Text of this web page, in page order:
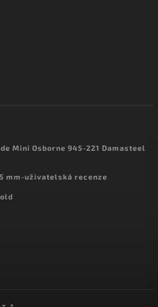
Mini Osborne 945-221 Damasteel
mm-uživatelská recenze